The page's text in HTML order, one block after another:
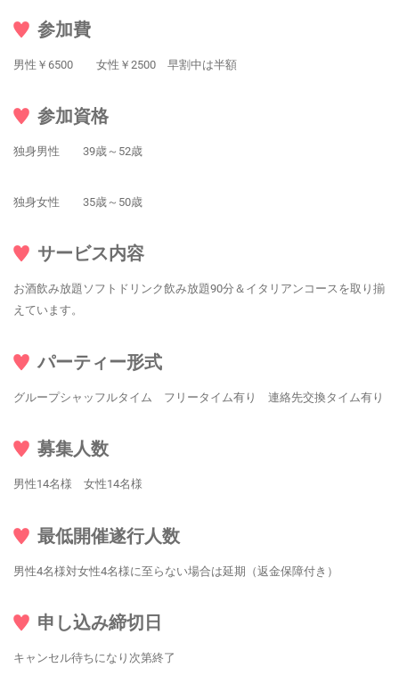
参加費
男性￥6500 女性￥2500 早割中は半額
参加資格
独身男性 39歳～52歳
独身女性 35歳～50歳
サービス内容
お酒飲み放題ソフトドリンク飲み放題90分＆イタリアンコースを取り揃
えています。
パーティー形式
グループシャッフルタイム フリータイム有り 連絡先交換タイム有り
募集人数
男性14名様 女性14名様
最低開催遂行人数
男性4名様対女性4名様に至らない場合は延期（返金保障付き）
申し込み締切日
キャンセル待ちになり次第終了